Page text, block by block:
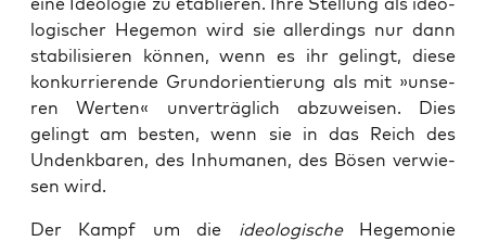
lo­gi­scher Hege­mon wird sie aller­dings nur dann
sta­bi­li­sie­ren kön­nen, wenn es ihr gelingt, die­se
kon­kur­rie­ren­de Grund­ori­en­tie­rung als mit »unse­
ren Wer­ten« unver­träg­lich abzu­wei­sen. Dies
gelingt am bes­ten, wenn sie in das Reich des
Undenk­ba­ren, des Inhu­ma­nen, des Bösen ver­wie­
sen wird.
Der Kampf um die ideo­lo­gi­scheHege­mo­nie